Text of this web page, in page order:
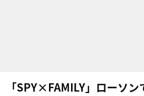
「SPY×FAMILY」ローソン